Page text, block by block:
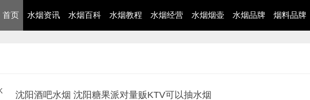
首页 水烟资讯 水烟百科 水烟教程 水烟经营 水烟烟壶 水烟品牌 烟料品牌
沈阳酒吧水烟 沈阳糖果派对量贩KTV可以抽水烟